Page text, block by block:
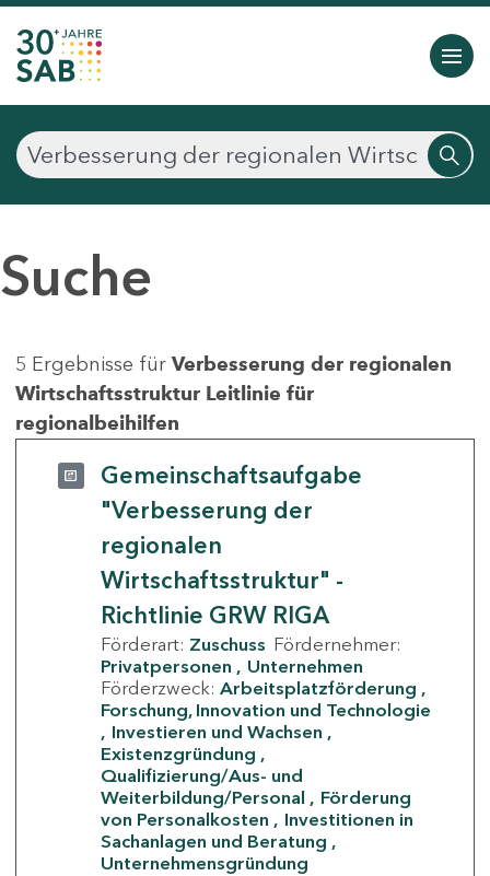
Suche
5 Ergebnisse für Verbesserung der regionalen
Wirtschaftsstruktur Leitlinie für
regionalbeihilfen
Gemeinschaftsaufgabe
"Verbesserung der
regionalen
Wirtschaftsstruktur" -
Richtlinie GRW RIGA
Förderart: Zuschuss Fördernehmer:
Privatpersonen
Unternehmen
Förderzweck: Arbeitsplatzförderung
Forschung, Innovation und Technologie
Investieren und Wachsen
Existenzgründung
Qualifizierung/Aus- und
Weiterbildung/Personal
Förderung
von Personalkosten
Investitionen in
Sachanlagen und Beratung
Unternehmensgründung